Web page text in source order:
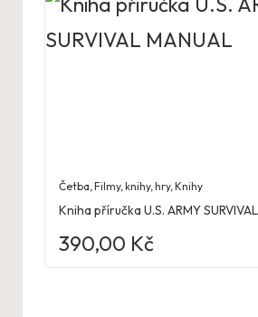
Četba,Filmy, knihy, hry,Knihy
Kniha příručka U.S. ARMY
390,00 Kč